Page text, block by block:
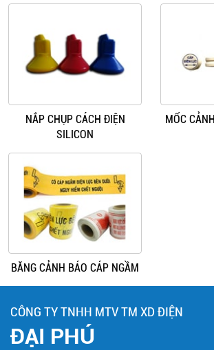
NẮP CHỤP CÁCH ĐIỆN
SILICON
MỐC
BĂNG CẢNH BÁO CÁP NGẦM
CÔNG TY TNHH MTV TM XD ĐIỆN
ĐẠI PHÚ